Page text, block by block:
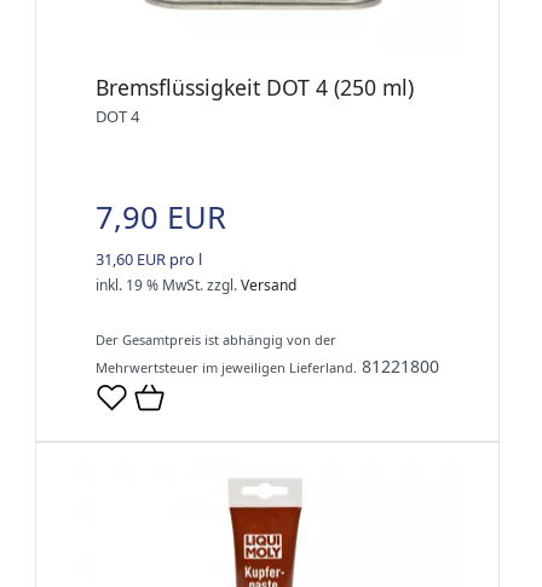
Bremsflüssigkeit DOT 4 (250 ml)
DOT 4
7,90 EUR
31,60 EUR pro l
inkl. 19 % MwSt.zzgl.Versand
Der Gesamtpreis ist abhängig von der
Mehrwertsteuer im jeweiligen Lieferland. 81221800